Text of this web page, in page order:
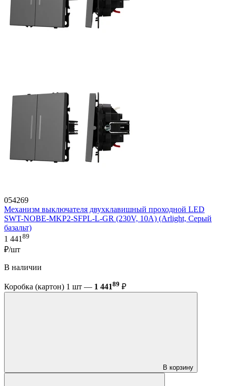
054269
Механизм выключателя двухклавишный проходной LED
SWT-NOBE-MKP2-SFPL-L-GR (230V, 10A) (Arlight, Серый
базальт)
1 441 89
₽/шт
В наличии
Коробка (картон) 1 шт — 1 44189 ₽
В корзину